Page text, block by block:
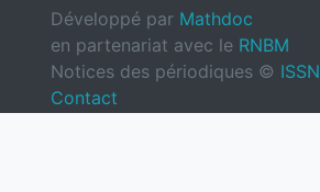
Développé par Mathdoc
en partenariat avec le RNBM
Notices des périodiques © ISSN
Contact